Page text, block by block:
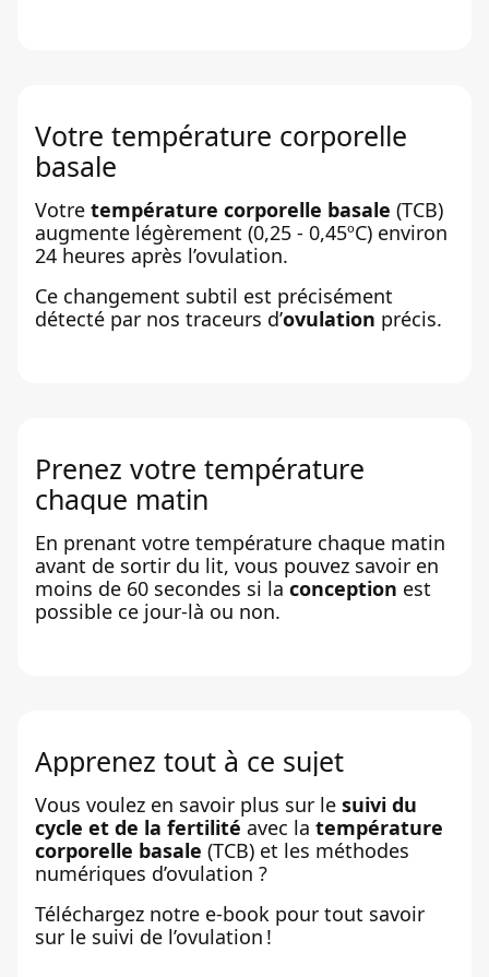
Votre température corporelle
basale
Votre température corporelle basale (TCB)
augmente légèrement (0,25 - 0,45ºC) environ
24 heures après l’ovulation.
Ce changement subtil est précisément
détecté par nos traceurs d’ovulation précis.
Prenez votre température
chaque matin
En prenant votre température chaque matin
avant de sortir du lit, vous pouvez savoir en
moins de 60 secondes si la conception est
possible ce jour-là ou non.
Apprenez tout à ce sujet
Vous voulez en savoir plus sur le suivi du
cycle et de la fertilité avec la température
corporelle basale (TCB) et les méthodes
numériques d’ovulation ?
Téléchargez notre e-book pour tout savoir
sur le suivi de l’ovulation !